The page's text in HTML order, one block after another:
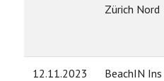
Zürich Nord
12.11.2023 BeachIN Ins